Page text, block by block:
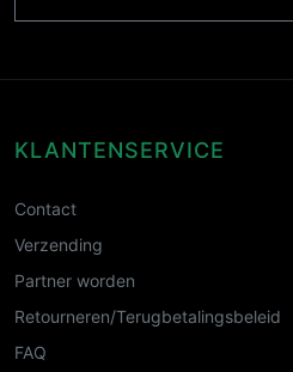
KLANTENSERVICE
Contact
Verzending
Partner worden
Retourneren/Terugbetalingsbeleid
FAQ